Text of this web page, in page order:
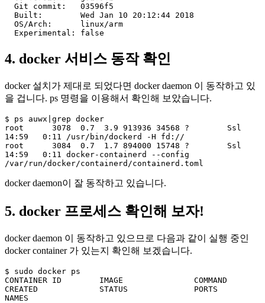
4. docker 서비스 동작 확인
docker 설치가 제대로 되었다면 docker daemon 이 동작하고 있
을 겁니다. ps 명령을 이용해서 확인해 보았습니다.
$ ps auwx|grep docker
root      3078  0.7  3.9 913936 34568 ?        Ssl
14:59   0:11 /usr/bin/dockerd -H fd://
root      3084  0.7  1.7 894000 15748 ?        Ssl
14:59   0:11 docker-containerd --config
/var/run/docker/containerd/containerd.toml
docker daemon이 잘 동작하고 있습니다.
5. docker 프로세스 확인해 보자!
docker daemon 이 동작하고 있으므로 다음과 같이 실행 중인
docker container 가 있는지 확인해 보겠습니다.
$ sudo docker ps
CONTAINER ID        IMAGE               COMMAND
CREATED             STATUS              PORTS
NAMES